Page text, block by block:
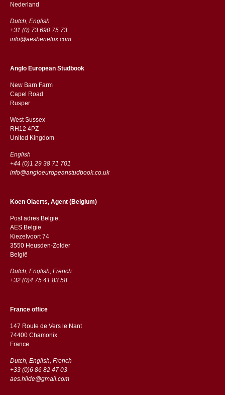
​​Nederland
Dutch, English
+31 (0) 73 690 75 73
info@aesbenelux.com
Anglo European Studbook
New Barn Farm
Capel Road
​​Rusper
West Sussex
RH12 4PZ
​​United Kingdom
English
+44 (0)1 29 38 71 701
info@angloeuropeanstudbook.co.uk
Koen Olaerts, Agent (Belgium)
Post adres België:
AES Belgie
Kiezelvoort 74
3550 Heusden-Zolder
België
Dutch, English, French
+32 (0)4 75 41 83 58
France office
147 Route de Vers le Nant
74400 Chamonix
France
Dutch, English, French
+33 (0)6 86 82 47 03
aes.hilde@gmail.com